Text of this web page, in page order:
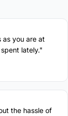
you are at
lately."
the hassle of